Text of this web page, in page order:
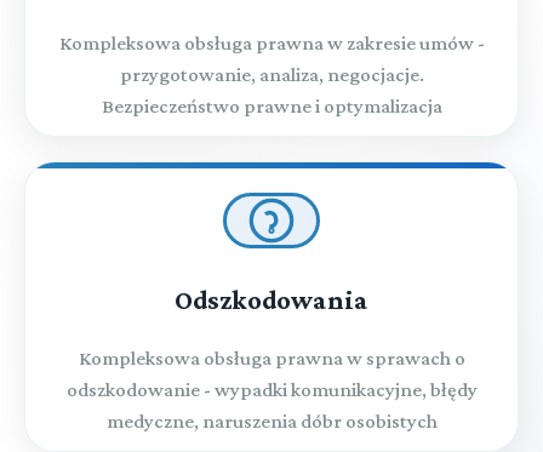
Kompleksowa obsługa prawna w zakresie umów -
przygotowanie, analiza, negocjacje.
Bezpieczeństwo prawne i optymalizacja
Odszkodowania
Kompleksowa obsługa prawna w sprawach o
odszkodowanie - wypadki komunikacyjne, błędy
medyczne, naruszenia dóbr osobistych